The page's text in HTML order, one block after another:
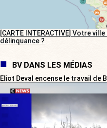
[CARTE INTERACTIVE] Votre
délinquance ?
BV DANS LES MÉDIAS
Eliot Deval encense le travail de